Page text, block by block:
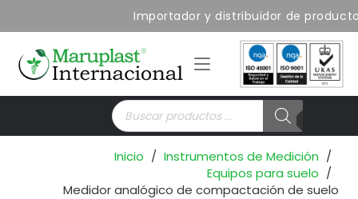
Importador y distribuidor de
Búsqueda
de
productos
Inicio / Instrumentos de Medición /
Equipos para suelo /
Medidor analógico de compactación de suelo